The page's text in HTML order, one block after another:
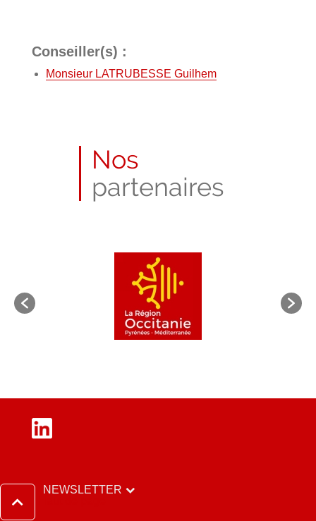
Conseiller(s) :
Monsieur LATRUBESSE Guilhem
Nos
partenaires
LinkedIn
NEWSLETTER